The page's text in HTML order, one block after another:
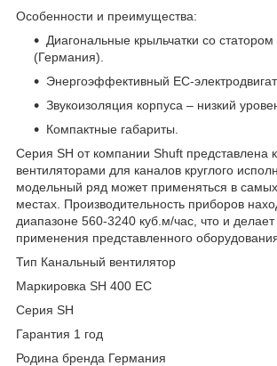
Особенности и преимущества:
Диагональные крыльчатки со статором
(Германия).
Энергоэффективный EC-
Звукоизоляция корпуса – низкий
Компактные габариты.
Серия SH от компании Shuft представлена
вентиляторами для каналов круглого
модельный ряд может применяться в
местах. Производительность приборов
диапазоне 560-3240 куб.м/час, что и
применения представленного
Тип Канальный вентилятор
Маркировка SH 400 EC
Серия SH
Гарантия 1 год
Родина бренда Германия